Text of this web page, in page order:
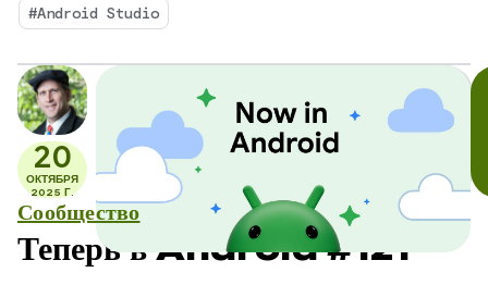
поможет в разработке. В январе мы
представили возможность выбора любой
локальной или удаленной модели ИИ для
обеспечения работы функций ИИ в Android
Studio.
#Android Studio
20
ОКТЯБРЯ
2025 Г.
Сообщество
Теперь в Android #121